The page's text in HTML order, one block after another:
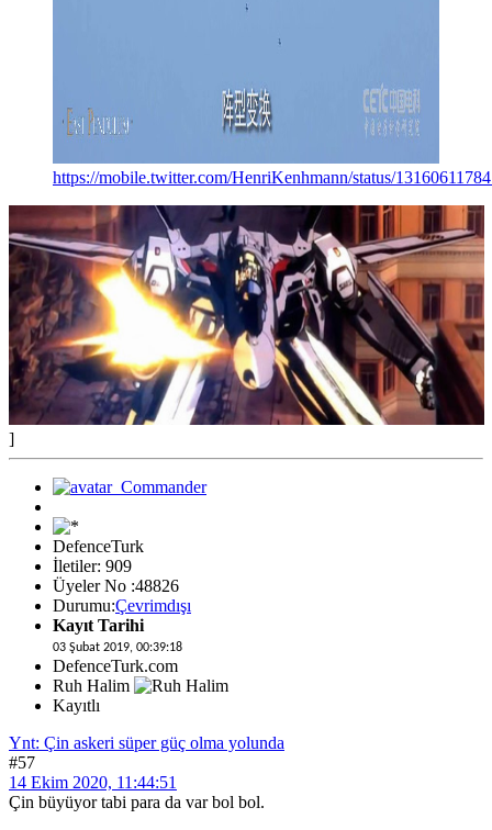
https://mobile.twitter.com/HenriKenhmann/status/
]
DefenceTurk
İletiler: 909
Üyeler No :48826
Durumu:Çevrimdışı
Kayıt Tarihi
03 Şubat 2019, 00:39:18
DefenceTurk.com
Ruh Halim
Kayıtlı
Ynt: Çin askeri süper güç olma yolunda
#57
14 Ekim 2020, 11:44:51
Çin büyüyor tabi para da var bol bol.